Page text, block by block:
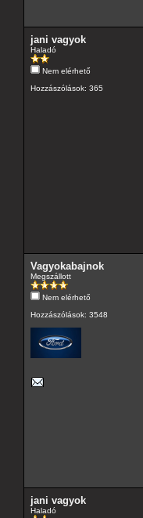
jani vagyok
Haladó
Nem elérhető
Hozzászólások: 365
Vagyokabajnok
Megszállott
Nem elérhető
Hozzászólások: 3548
jani vagyok
Haladó